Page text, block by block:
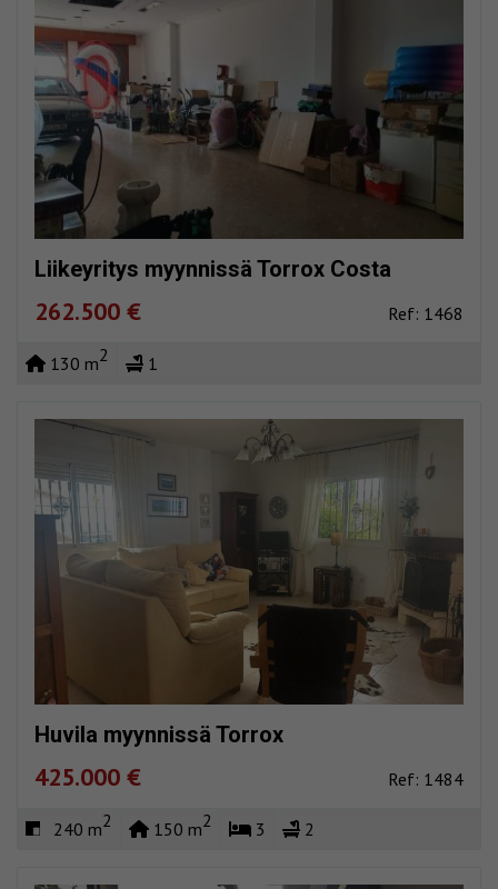
Liikeyritys myynnissä Torrox Costa
262.500 € Ref: 1468
130 m2 1
Huvila myynnissä Torrox
425.000 € Ref: 1484
240 m2 150 m2 3 2